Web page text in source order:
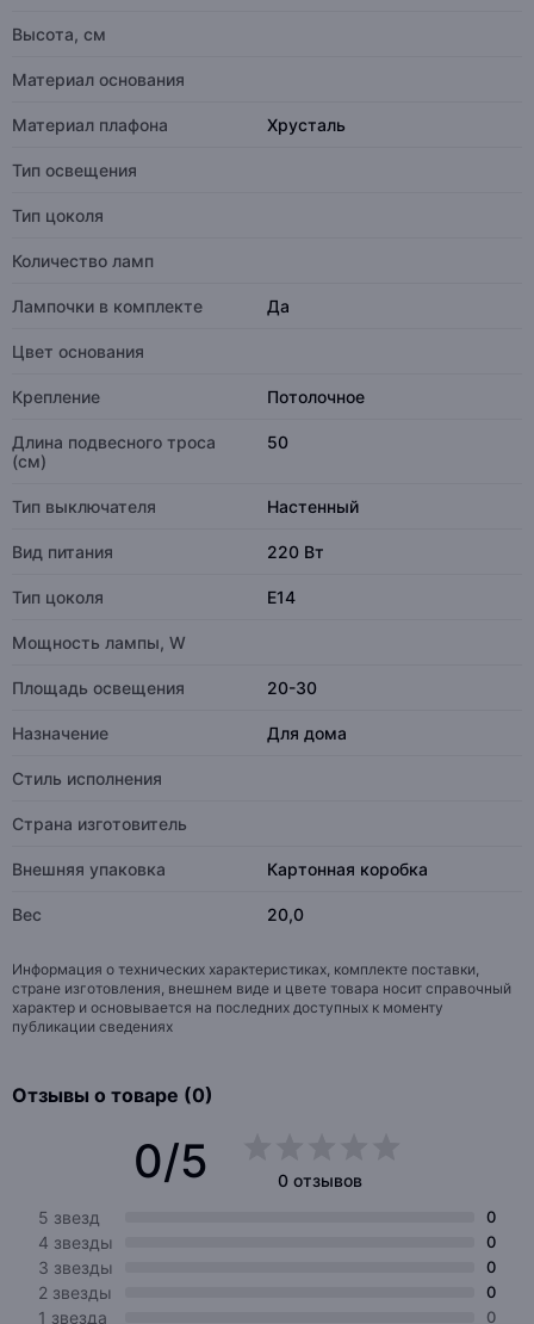
Высота, см
Материал основания
Материал плафона Хрусталь
Тип освещения
Тип цоколя
Количество ламп
Лампочки в комплекте Да
Цвет основания
Крепление Потолочное
Длина подвесного троса
(см)
50
Тип выключателя Настенный
Вид питания 220 Вт
Тип цоколя E14
Мощность лампы, W
Площадь освещения 20-30
Назначение Для дома
Стиль исполнения
Страна изготовитель
Внешняя упаковка Картонная коробка
Вес 20,0
Информация о технических характеристиках, комплекте поставки,
стране изготовления, внешнем виде и цвете товара носит справочный
характер и основывается на последних доступных к моменту
публикации сведениях
Отзывы о товаре (0)
0/5
0 отзывов
5 звезд
0
4 звезды 0
3 звезды 0
2 звезды 0
1 звезда 0